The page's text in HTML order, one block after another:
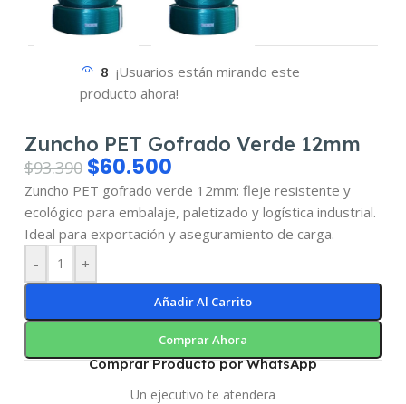
8 ¡Usuarios están mirando este
producto ahora!
Zuncho PET Gofrado Verde 12mm
$93.390 $60.500
Zuncho PET gofrado verde 12mm: fleje resistente y
ecológico para embalaje, paletizado y logística industrial.
Ideal para exportación y aseguramiento de carga.
-
+
Añadir Al Carrito
Comprar Ahora
Comprar Producto por WhatsApp
Un ejecutivo te atendera